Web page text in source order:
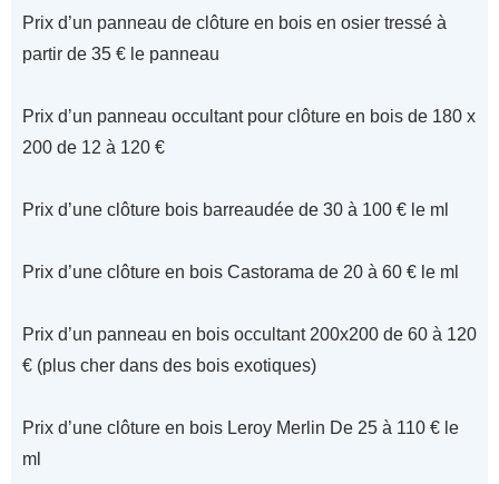
Prix d’un panneau de clôture en bois en osier tressé à
partir de 35 € le panneau
Prix d’un panneau occultant pour clôture en bois de 180 x
200 de 12 à 120 €
Prix d’une clôture bois barreaudée de 30 à 100 € le ml
Prix d’une clôture en bois Castorama de 20 à 60 € le ml
Prix d’un panneau en bois occultant 200x200 de 60 à 120
€ (plus cher dans des bois exotiques)
Prix d’une clôture en bois Leroy Merlin De 25 à 110 € le
ml